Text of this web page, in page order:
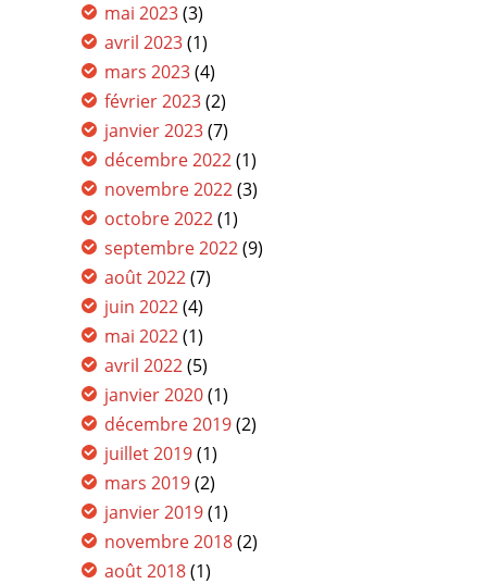
mai 2023(3)
avril 2023(1)
mars 2023(4)
février 2023(2)
janvier 2023(7)
décembre 2022(1)
novembre 2022(3)
octobre 2022(1)
septembre 2022(9)
août 2022(7)
juin 2022(4)
mai 2022(1)
avril 2022(5)
janvier 2020(1)
décembre 2019(2)
juillet 2019(1)
mars 2019(2)
janvier 2019(1)
novembre 2018(2)
août 2018(1)